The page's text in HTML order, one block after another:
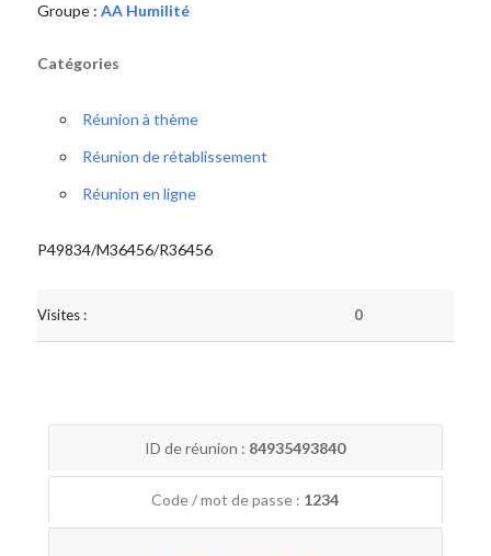
Groupe : AA Humilité
Catégories
Réunion à thème
Réunion de rétablissement
Réunion en ligne
P49834/M36456/R36456
Visites : 0
ID de réunion : 84935493840
Code / mot de passe : 1234